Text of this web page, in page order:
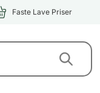
Faste Lave Priser